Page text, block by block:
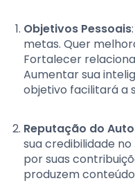
Objetivos Pessoais
metas. Quer
Fortalecer
Aumentar sua
objetivo facilitará a
Reputação do
sua credibilidade
por suas
produzem